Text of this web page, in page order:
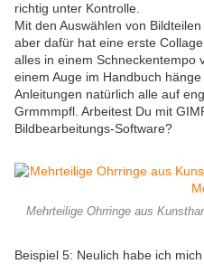
richtig unter Kontrolle.
Mit den Auswählen von
aber dafür hat eine erste
alles in einem Schneckentempo
einem Auge im Handbuch
Anleitungen natürlich alle auf
Grmmmpfl. Arbeitest Du mit
Bildbearbeitungs-Software?
Mehrteilige Ohrringe aus
Beispiel 5: Neulich habe ich